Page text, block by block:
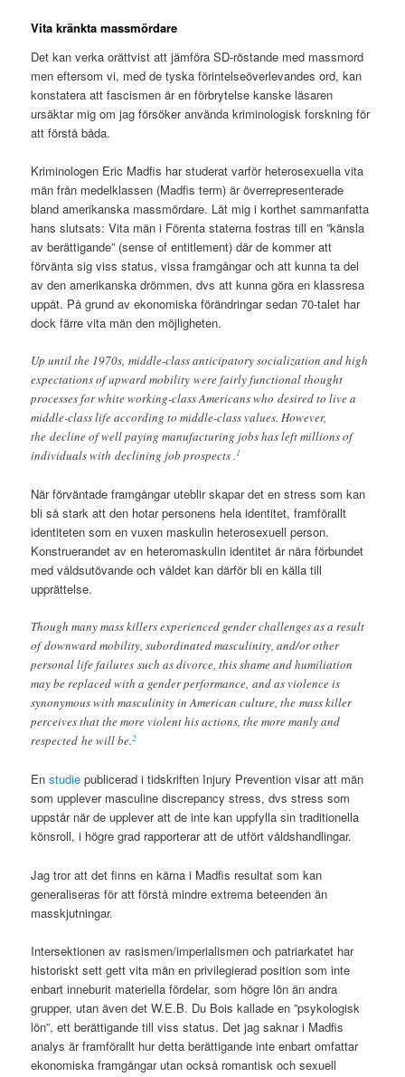
Vita kränkta massmördare
Det kan verka orättvist att jämföra SD-röstande med massmord
men eftersom vi, med de tyska förintelseöverlevandes ord, kan
konstatera att fascismen är en förbrytelse kanske läsaren
ursäktar mig om jag försöker använda kriminologisk forskning för
att förstå båda.
Kriminologen Eric Madfis har studerat varför heterosexuella vita
män från medelklassen (Madfis term) är överrepresenterade
bland amerikanska massmördare. Låt mig i korthet sammanfatta
hans slutsats: Vita män i Förenta staterna fostras till en ”känsla
av berättigande” (sense of entitlement) där de kommer att
förvänta sig viss status, vissa framgångar och att kunna ta del
av den amerikanska drömmen, dvs att kunna göra en klassresa
uppåt. På grund av ekonomiska förändringar sedan 70-talet har
dock färre vita män den möjligheten.
Up until the 1970s, middle-class anticipatory socialization and high
expectations of upward mobility were fairly functional thought
processes for white working-class Americans who desired to live a
middle-class life according to middle-class values. However,
the decline of well paying manufacturing jobs has left millions of
individuals with declining job prospects .1
När förväntade framgångar uteblir skapar det en stress som kan
bli så stark att den hotar personens hela identitet, framförallt
identiteten som en vuxen maskulin heterosexuell person.
Konstruerandet av en heteromaskulin identitet är nära förbundet
med våldsutövande och våldet kan därför bli en källa till
upprättelse.
Though many mass killers experienced gender challenges as a result
of downward mobility, subordinated masculinity, and/or other
personal life failures such as divorce, this shame and humiliation
may be replaced with a gender performance, and as violence is
synonymous with masculinity in American culture, the mass killer
perceives that the more violent his actions, the more manly and
respected he will be.2
Enstudie publicerad i tidskriften Injury Prevention visar att män
som upplever masculine discrepancy stress, dvs stress som
uppstår när de upplever att de inte kan uppfylla sin traditionella
könsroll, i högre grad rapporterar att de utfört våldshandlingar.
Jag tror att det finns en kärna i Madfis resultat som kan
generaliseras för att förstå mindre extrema beteenden än
masskjutningar.
Intersektionen av rasismen/imperialismen och patriarkatet har
historiskt sett gett vita män en privilegierad position som inte
enbart inneburit materiella fördelar, som högre lön än andra
grupper, utan även det W.E.B. Du Bois kallade en ”psykologisk
lön”, ett berättigande till viss status. Det jag saknar i Madfis
analys är framförallt hur detta berättigande inte enbart omfattar
ekonomiska framgångar utan också romantisk och sexuell